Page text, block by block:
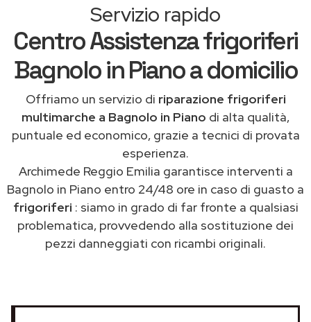
Servizio rapido
Centro Assistenza frigoriferi
Bagnolo in Piano a domicilio
Offriamo un servizio di riparazione frigoriferi
multimarche a Bagnolo in Piano di alta qualità,
puntuale ed economico, grazie a tecnici di provata
esperienza.
Archimede Reggio Emilia garantisce interventi a
Bagnolo in Piano entro 24/48 ore in caso di guasto a
frigoriferi : siamo in grado di far fronte a qualsiasi
problematica, provvedendo alla sostituzione dei
pezzi danneggiati con ricambi originali.